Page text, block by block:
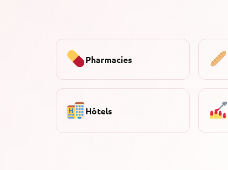
Pharmacies
Hôtels